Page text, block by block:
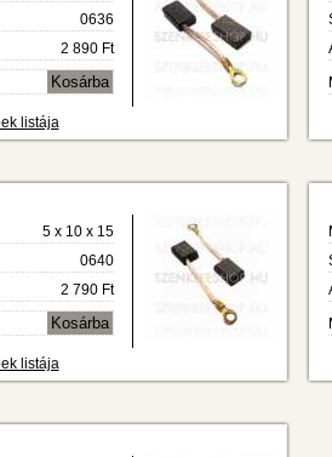
0636
2 890 Ft
listája
5 x 10 x 15
0640
2 790 Ft
listája